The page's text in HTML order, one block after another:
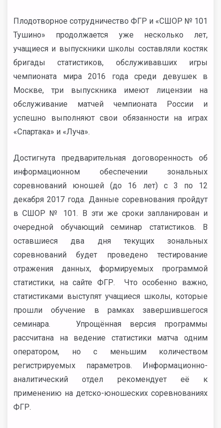
Плодотворное сотрудничество ФГР и «СШОР № 101
Тушино» продолжается уже несколько лет,
учащиеся и выпускники школы составляли костяк
бригады статистиков, обслуживавших игры
чемпионата мира 2016 года среди девушек в
Москве, три выпускника имеют лицензии на
обслуживание матчей чемпионата России и
успешно выполняют свои обязанности на играх
«Спартака» и «Луча».
Достигнута предварительная договоренность об
информационном обеспечении зональных
соревнований юношей (до 16 лет) с 3 по 12
декабря 2017 года. Данные соревнования пройдут
в СШОР № 101. В эти же сроки запланирован и
очередной обучающий семинар статистиков. В
оставшиеся два дня текущих зональных
соревнований будет проведено тестирование
отражения данных, формируемых программой
статистики, на сайте ФГР. Что особенно важно,
статистиками выступят учащиеся школы, которые
прошли обучение в рамках завершившегося
семинара. Упрощённая версия программы
рассчитана на ведение статистики матча одним
оператором, но с меньшим количеством
регистрируемых параметров. Информационно-
аналитический отдел рекомендует её к
применению на детско-юношеских соревнованиях
ФГР.